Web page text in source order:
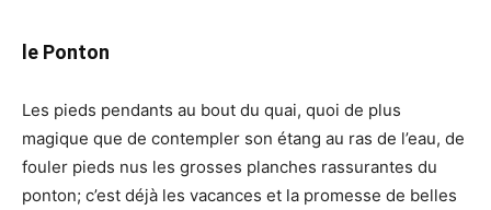
le Ponton
Les pieds pendants au bout du quai, quoi de plus
magique que de contempler son étang au ras de l’eau, de
fouler pieds nus les grosses planches rassurantes du
ponton; c’est déjà les vacances et la promesse de belles